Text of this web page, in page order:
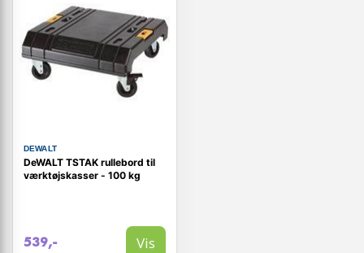
DEWALT
DeWALT TSTAK rullebord til
værktøjskasser - 100 kg
539,- Vis